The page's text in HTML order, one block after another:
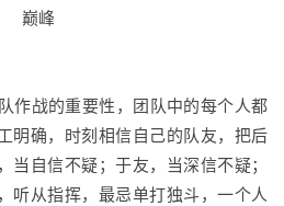
巅峰
作战的重要性，团队中的每个人都
明确，时刻相信自己的队友，把后
当自信不疑；于友，当深信不疑；
听从指挥，最忌单打独斗，一个人